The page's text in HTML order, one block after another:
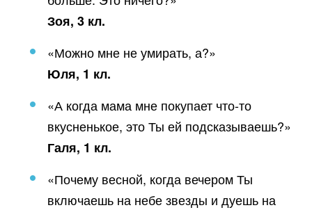
Зоя, 3 кл.
«Можно мне не умирать, а?»
Юля, 1 кл.
«А когда мама мне покупает что-то
вкусненькое, это Ты ей подсказываешь?»
Галя, 1 кл.
«Почему весной, когда вечером Ты
включаешь на небе звезды и дуешь на